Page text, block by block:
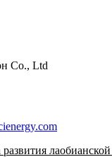
Co., Ltd